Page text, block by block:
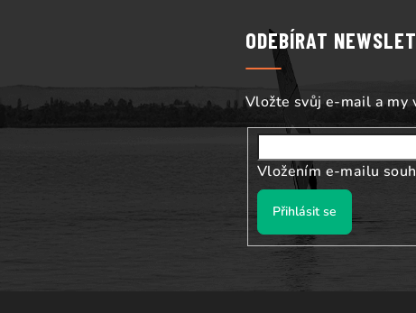
t
í
ODEBÍRAT
Vložte svůj e-mail a my
Vložením e-mailu
Přihlásit se